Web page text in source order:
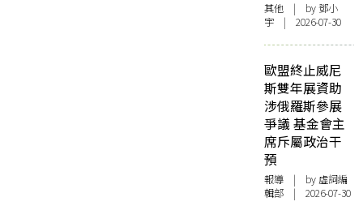
其他 | by 鄧小
宇 | 2026-07-30
歐盟終止威尼
斯雙年展資助
涉俄羅斯參展
爭議 基金會主
席斥屬政治干
預
報導 | by 虛詞編
輯部 | 2026-07-30